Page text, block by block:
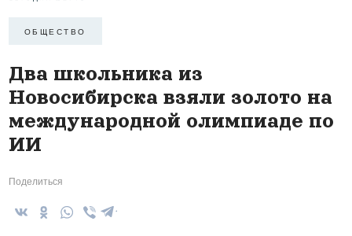
ОБЩЕСТВО
Два школьника из
Новосибирска взяли золото на
международной олимпиаде по
ИИ
Поделиться